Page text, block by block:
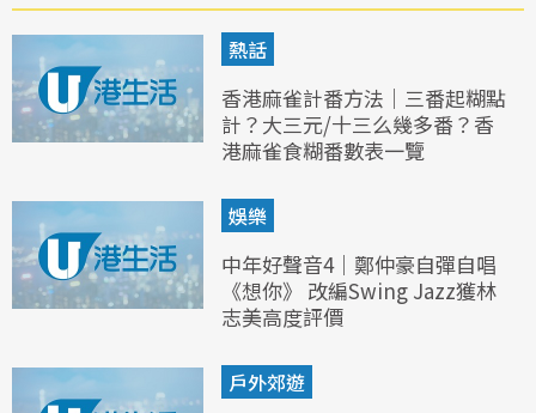
熱話
香港麻雀計番方法｜三番起糊點
計？大三元/十三么幾多番？香
港麻雀食糊番數表一覽
娛樂
中年好聲音4｜鄭仲豪自彈自唱
《想你》 改編Swing Jazz獲林
志美高度評價
戶外郊遊